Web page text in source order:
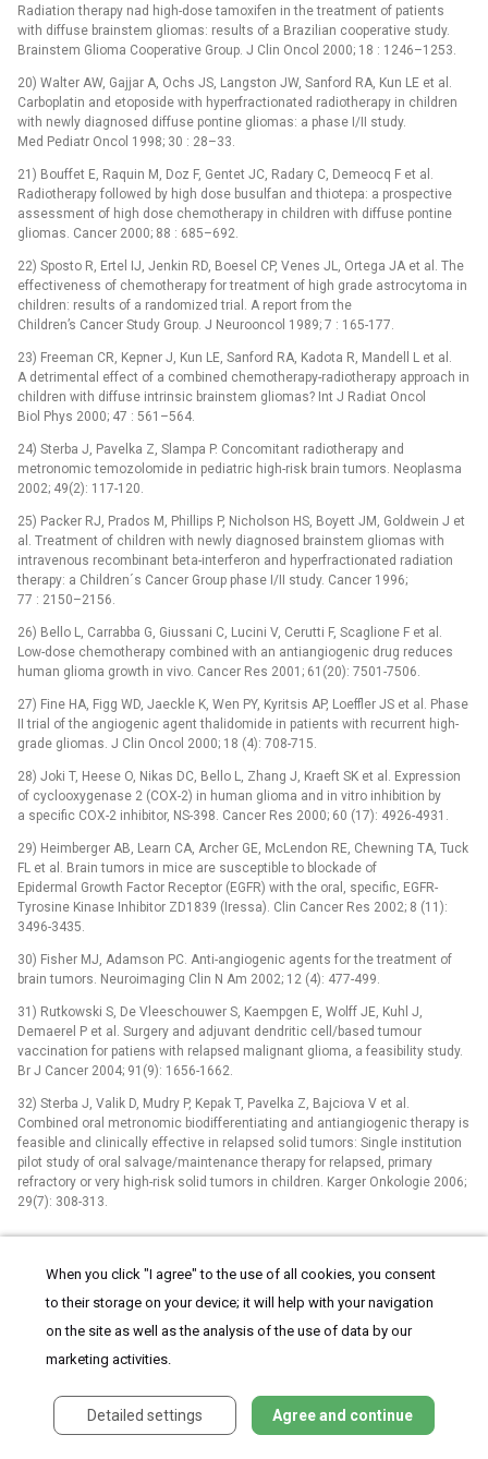
Radiation therapy nad high-dose tamoxifen in the treatment of patients
with diffuse brainstem gliomas: results of a Brazilian cooperative study.
Brainstem Glioma Cooperative Group. J Clin Oncol 2000; 18 : 1246–1253.
20) Walter AW, Gajjar A, Ochs JS, Langston JW, Sanford RA, Kun LE et al.
Carboplatin and etoposide with hyperfractionated radiotherapy in children
with newly diagnosed diffuse pontine gliomas: a phase I/II study.
Med Pediatr Oncol 1998; 30 : 28–33.
21) Bouffet E, Raquin M, Doz F, Gentet JC, Radary C, Demeocq F et al.
Radiotherapy followed by high dose busulfan and thiotepa: a prospective
assessment of high dose chemotherapy in children with diffuse pontine
gliomas. Cancer 2000; 88 : 685–692.
22) Sposto R, Ertel IJ, Jenkin RD, Boesel CP, Venes JL, Ortega JA et al. The
effectiveness of chemotherapy for treatment of high grade astrocytoma in
children: results of a randomized trial. A report from the
Children’s Cancer Study Group. J Neurooncol 1989; 7 : 165-177.
23) Freeman CR, Kepner J, Kun LE, Sanford RA, Kadota R, Mandell L et al.
A detrimental effect of a combined chemotherapy-radiotherapy approach in
children with diffuse intrinsic brainstem gliomas? Int J Radiat Oncol
Biol Phys 2000; 47 : 561–564.
24) Sterba J, Pavelka Z, Slampa P. Concomitant radiotherapy and
metronomic temozolomide in pediatric high-risk brain tumors. Neoplasma
2002; 49(2): 117-120.
25) Packer RJ, Prados M, Phillips P, Nicholson HS, Boyett JM, Goldwein J et
al. Treatment of children with newly diagnosed brainstem gliomas with
intravenous recombinant beta-interferon and hyperfractionated radiation
therapy: a Children´s Cancer Group phase I/II study. Cancer 1996;
77 : 2150–2156.
26) Bello L, Carrabba G, Giussani C, Lucini V, Cerutti F, Scaglione F et al.
Low-dose chemotherapy combined with an antiangiogenic drug reduces
human glioma growth in vivo. Cancer Res 2001; 61(20): 7501-7506.
27) Fine HA, Figg WD, Jaeckle K, Wen PY, Kyritsis AP, Loeffler JS et al. Phase
II trial of the angiogenic agent thalidomide in patients with recurrent high-
grade gliomas. J Clin Oncol 2000; 18 (4): 708-715.
28) Joki T, Heese O, Nikas DC, Bello L, Zhang J, Kraeft SK et al. Expression
of cyclooxygenase 2 (COX-2) in human glioma and in vitro inhibition by
a specific COX-2 inhibitor, NS-398. Cancer Res 2000; 60 (17): 4926-4931.
29) Heimberger AB, Learn CA, Archer GE, McLendon RE, Chewning TA, Tuck
FL et al. Brain tumors in mice are susceptible to blockade of
Epidermal Growth Factor Receptor (EGFR) with the oral, specific, EGFR-
Tyrosine Kinase Inhibitor ZD1839 (Iressa). Clin Cancer Res 2002; 8 (11):
3496-3435.
30) Fisher MJ, Adamson PC. Anti-angiogenic agents for the treatment of
brain tumors. Neuroimaging Clin N Am 2002; 12 (4): 477-499.
31) Rutkowski S, De Vleeschouwer S, Kaempgen E, Wolff JE, Kuhl J,
Demaerel P et al. Surgery and adjuvant dendritic cell/based tumour
vaccination for patiens with relapsed malignant glioma, a feasibility study.
Br J Cancer 2004; 91(9): 1656-1662.
32) Sterba J, Valik D, Mudry P, Kepak T, Pavelka Z, Bajciova V et al.
Combined oral metronomic biodifferentiating and antiangiogenic therapy is
feasible and clinically effective in relapsed solid tumors: Single institution
pilot study of oral salvage/maintenance therapy for relapsed, primary
refractory or very high-risk solid tumors in children. Karger Onkologie 2006;
29(7): 308-313.
Paediatric neurology Neurosurgery Neurology
Clinical use of antibodies in multiple sclerosis
When you click "I agree" to the use of all cookies, you consent
to their storage on your device; it will help with your navigation
on the site as well as the analysis of the use of data by our
marketing activities.
Detailed settings Agree and continue